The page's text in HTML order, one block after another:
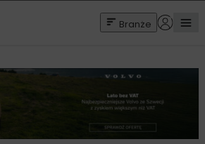
Branże